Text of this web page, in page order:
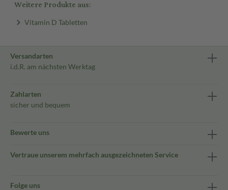
Weitere Produkte aus:
Vitamin D Tabletten
Versandarten
i.d.R. am nächsten Werktag
Zahlarten
sicher und bequem
Bewerte uns
Vertraue unserem mehrfach ausgezeichneten Service
Folge uns